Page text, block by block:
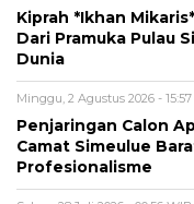
Kiprah *Ikhan
Dari Pramuka Pulau
Dunia
Minggu, 2 Agustus 2026 -
Penjaringan Calon
Camat Simeulue
Profesionalisme